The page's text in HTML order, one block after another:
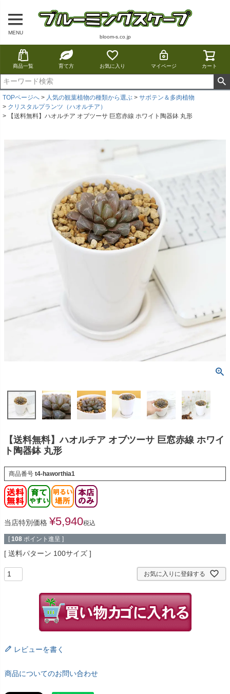
MENU
bloom-s.co.jp
商品一覧 育て方 お気に入り マイページ カート
TOPページへ 人気の観葉植物の種類から選ぶ
サボテン＆多肉植物
クリスタルプランツ（ハオルチア）
【送料無料】ハオルチア オブツーサ 巨窓赤線 ホワイト陶器鉢 丸形
【送料無料】ハオルチア オブツーサ 巨窓赤線 ホワイ
ト陶器鉢 丸形
商品番号 t4-haworthia1
当店特別価格 ¥5,940税込
[ 108 ポイント進呈 ]
送料パターン 100サイズ
お気に入りに登録する
レビューを書く
商品についてのお問い合わせ